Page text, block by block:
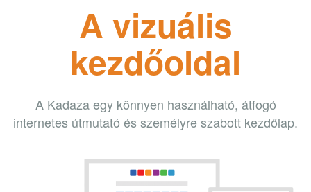
A vizuális
kezdőoldal
A Kadaza egy könnyen használható, átfogó
internetes útmutató és személyre szabott kezdőlap.